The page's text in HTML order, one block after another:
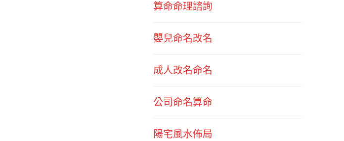
算命命理諮詢
嬰兒命名改名
成人改名命名
公司命名算命
陽宅風水佈局